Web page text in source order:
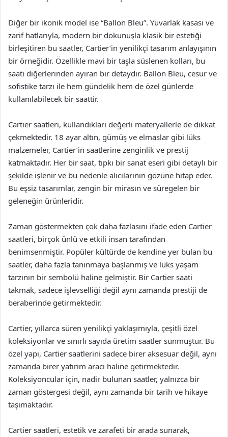
Diğer bir ikonik model ise “Ballon Bleu”. Yuvarlak kasası ve
zarif hatlarıyla, modern bir dokunuşla klasik bir estetiği
birleşitiren bu saatler, Cartier’in yenilikçi tasarım anlayışının
bir örneğidir. Özellikle mavi bir taşla süslenen kolları, bu
saati diğerlerinden ayıran bir detaydır. Ballon Bleu, cesur ve
sofistike tarzı ile hem gündelik hem de özel günlerde
kullanılabilecek bir saattir.
Cartier saatleri, kullandıkları değerli materyallerle de dikkat
çekmektedir. 18 ayar altın, gümüş ve elmaslar gibi lüks
malzemeler, Cartier’in saatlerine zenginlik ve prestij
katmaktadır. Her bir saat, tıpkı bir sanat eseri gibi detaylı bir
şekilde işlenir ve bu nedenle alıcılarının gözüne hitap eder.
Bu eşsiz tasarımlar, zengin bir mirasın ve süregelen bir
geleneğin ürünleridir.
Zaman göstermekten çok daha fazlasını ifade eden Cartier
saatleri, birçok ünlü ve etkili insan tarafından
benimsenmiştir. Popüler kültürde de kendine yer bulan bu
saatler, daha fazla tanınmaya başlanmış ve lüks yaşam
tarzının bir sembolü haline gelmiştir. Bir Cartier saati
takmak, sadece işlevselliği değil aynı zamanda prestiji de
beraberinde getirmektedir.
Cartier, yıllarca süren yenilikçi yaklaşımıyla, çeşitli özel
koleksiyonlar ve sınırlı sayıda üretim saatler sunmuştur. Bu
özel yapı, Cartier saatlerini sadece birer aksesuar değil, aynı
zamanda birer yatırım aracı haline getirmektedir.
Koleksiyoncular için, nadir bulunan saatler, yalnızca bir
zaman göstergesi değil, aynı zamanda bir tarih ve hikaye
taşımaktadır.
Cartier saatleri, estetik ve zarafeti bir arada sunarak,